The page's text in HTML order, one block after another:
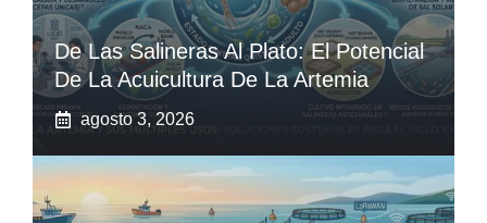
De Las Salineras Al Plato: El Potencial
De La Acuicultura De La Artemia
agosto 3, 2026